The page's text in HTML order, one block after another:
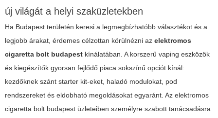
új világát a helyi szaküzletekben
Ha Budapest területén keresi a legmegbízhatóbb választékot és a
legjobb árakat, érdemes célzottan körülnézni az elektromos
cigaretta bolt budapest kínálatában. A korszerű vaping eszközök
és kiegészítők gyorsan fejlődő piaca sokszínű opciót kínál:
kezdőknek szánt starter kit-eket, haladó modulokat, pod
rendszereket és eldobható megoldásokat egyaránt. Az elektromos
cigaretta bolt budapest üzleteiben személyre szabott tanácsadásra